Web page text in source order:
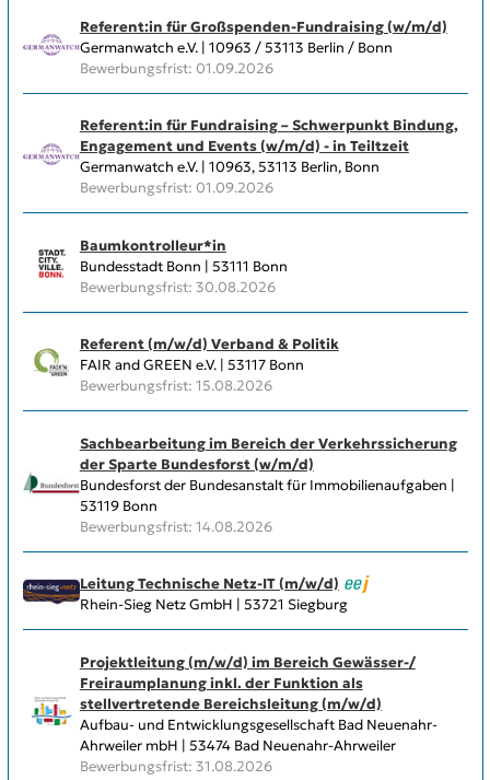
Referent:in für Großspenden-Fundraising (w/m/d)
Germanwatch e.V. | 10963 / 53113 Berlin / Bonn
Bewerbungsfrist: 01.09.2026
Referent:in für Fundraising – Schwerpunkt Bindung,
Engagement und Events (w/m/d) - in Teiltzeit
Germanwatch e.V. | 10963, 53113 Berlin, Bonn
Bewerbungsfrist: 01.09.2026
Baumkontrolleur*in
Bundesstadt Bonn | 53111 Bonn
Bewerbungsfrist: 30.08.2026
Referent (m/w/d) Verband & Politik
FAIR and GREEN e.V. | 53117 Bonn
Bewerbungsfrist: 15.08.2026
Sachbearbeitung im Bereich der Verkehrssicherung
der Sparte Bundesforst (w/m/d)
Bundesforst der Bundesanstalt für Immobilien­aufgaben |
53119 Bonn
Bewerbungsfrist: 14.08.2026
Leitung Technische Netz-IT (m/w/d)
Rhein-Sieg Netz GmbH | 53721 Siegburg
Projektleitung (m/w/d) im Bereich Gewässer-/
Freiraumplanung inkl. der Funktion als
stellvertretende Bereichsleitung (m/w/d)
Aufbau- und Entwicklungsgesellschaft Bad Neuenahr-
Ahrweiler mbH | 53474 Bad Neuenahr-Ahrweiler
Bewerbungsfrist: 31.08.2026